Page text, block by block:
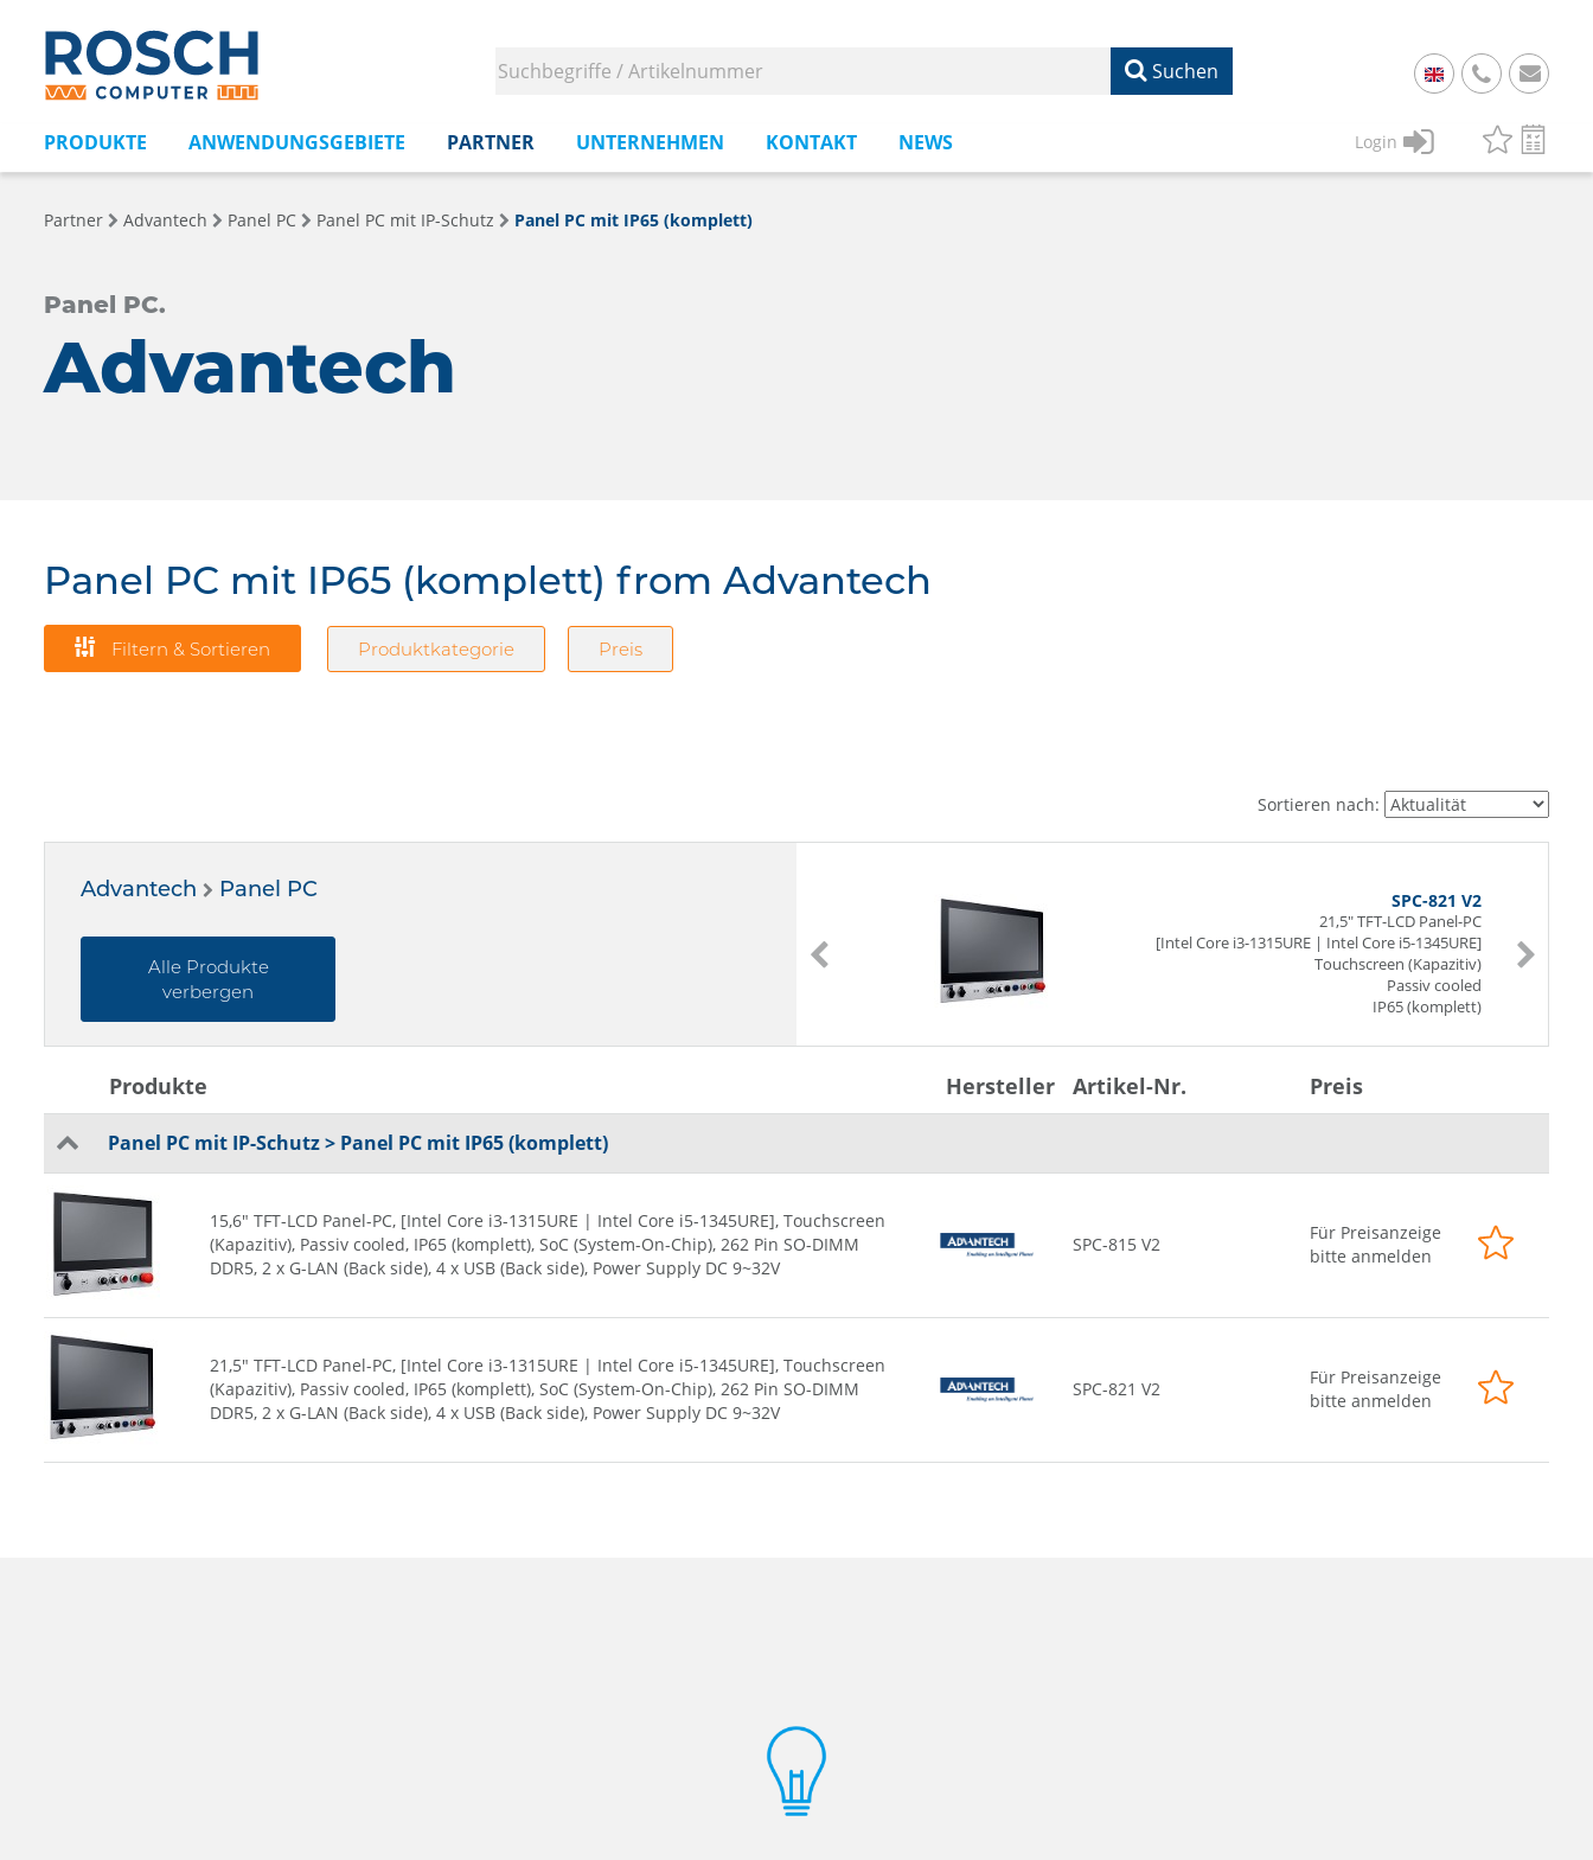
Suchen
49
PRODUKTE ANWENDUNGSGEBIETE PARTNER UNTERNEHMEN KONTAKT NEWS Login
Partner Advantech Panel PC Panel PC mit IP-Schutz Panel PC mit IP65 (komplett)
Panel PC.
Advantech
Panel PC mit IP65 (komplett) from Advantech
Filtern & Sortieren Produktkategorie Preis
Sortieren nach:
Advantech Panel PC
Alle Produkte
verbergen
262 Pin SO-DIMM DDR5
Power Supply DC 9~32V
SPC-821 V2
21,5" TFT-LCD Panel-PC
[Intel Core i3-1315URE | Intel Core i5-1345URE]
Touchscreen (Kapazitiv)
Passiv cooled
IP65 (komplett)
262 Pin SO-DIMM DDR5
4 x USB (Back side)
Power Supply DC 9~32V
Produkte Hersteller Artikel-Nr. Preis
Panel PC mit IP-Schutz > Panel PC mit IP65 (komplett)
15,6" TFT-LCD Panel-PC, [Intel Core i3-1315URE | Intel Core i5-1345URE], Touchscreen
(Kapazitiv), Passiv cooled, IP65 (komplett), SoC (System-On-Chip), 262 Pin SO-DIMM
DDR5, 2 x G-LAN (Back side), 4 x USB (Back side), Power Supply DC 9~32V
SPC-815 V2
Für Preisanzeige
bitte anmelden
21,5" TFT-LCD Panel-PC, [Intel Core i3-1315URE | Intel Core i5-1345URE], Touchscreen
(Kapazitiv), Passiv cooled, IP65 (komplett), SoC (System-On-Chip), 262 Pin SO-DIMM
DDR5, 2 x G-LAN (Back side), 4 x USB (Back side), Power Supply DC 9~32V
SPC-821 V2
Für Preisanzeige
bitte anmelden